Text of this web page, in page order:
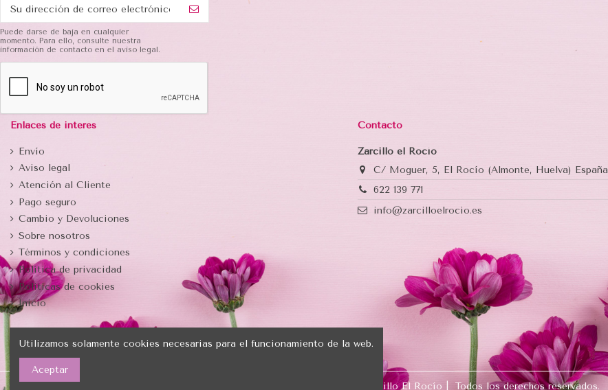
Puede darse de baja en cualquier
momento. Para ello, consulte nuestra
información de contacto en el aviso legal.
Enlaces de interés
Envío
Aviso legal
Atención al Cliente
Pago seguro
Cambio y Devoluciones
Sobre nosotros
Términos y condiciones
Política de privacidad
Politicas de cookies
Inicio
Contacto
Zarcillo el Rocío
C/ Moguer, 5, El Rocío (Almonte, Huelva) España
622 139 771
info@zarcilloelrocio.es
® 2023 Zarcillo El Rocío | Todos los derechos reservados.
Utilizamos solamente cookies necesarias para el funcionamiento de la web.
Aceptar